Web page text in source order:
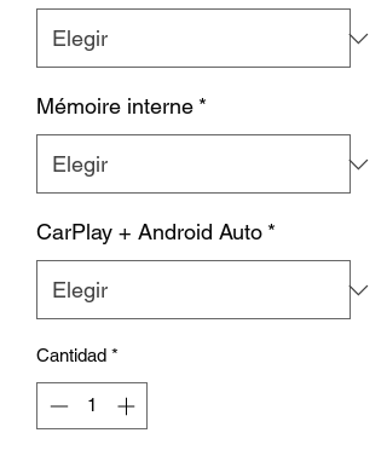
Mémoire interne *
CarPlay + Android Auto *
Cantidad *